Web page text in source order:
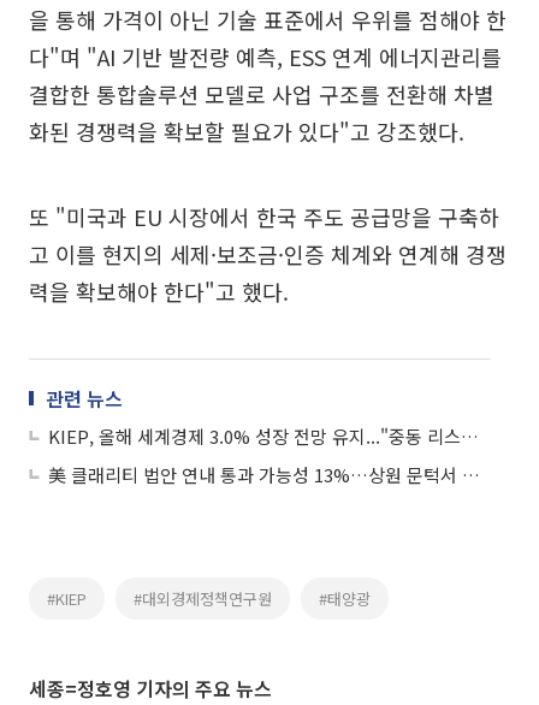
을 통해 가격이 아닌 기술 표준에서 우위를 점해야 한
다"며 "AI 기반 발전량 예측, ESS 연계 에너지관리를
결합한 통합솔루션 모델로 사업 구조를 전환해 차별
화된 경쟁력을 확보할 필요가 있다"고 강조했다.
또 "미국과 EU 시장에서 한국 주도 공급망을 구축하
고 이를 현지의 세제·보조금·인증 체계와 연계해 경쟁
력을 확보해야 한다"고 했다.
관련 뉴스
KIEP, 올해 세계경제 3.0% 성장 전망 유지..."중동 리스크 속 AI가 버팀목"
美 클래리티 법안 연내 통과 가능성 13%…상원 문턱서 제동
#KIEP #대외경제정책연구원 #태양광
세종=정호영 기자의 주요 뉴스